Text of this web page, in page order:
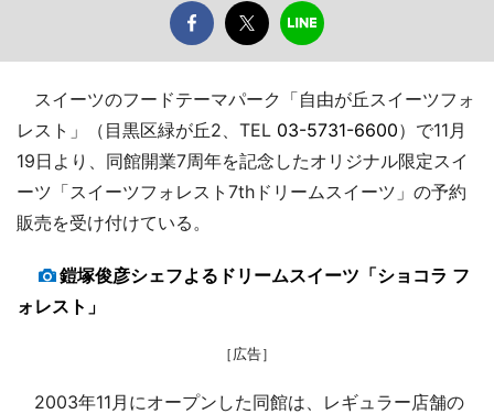
スイーツのフードテーマパーク「自由が丘スイーツフォ
レスト」（目黒区緑が丘2、TEL 03-5731-6600）で11月
19日より、同館開業7周年を記念したオリジナル限定スイ
ーツ「スイーツフォレスト7thドリームスイーツ」の予約
販売を受け付けている。
鎧塚俊彦シェフよるドリームスイーツ「ショコラ フ
ォレスト」
［広告］
2003年11月にオープンした同館は、レギュラー店舗の